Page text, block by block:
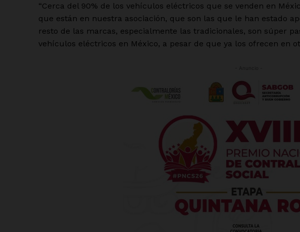
“Cerca del 90% de los vehículos eléctricos que se venden en
que están en nuestra asociación, que son las que le han estado
resto de las marcas, especialmente las tradicionales, son súper
vehículos eléctricos en México, a pesar de que ya los ofrecen en